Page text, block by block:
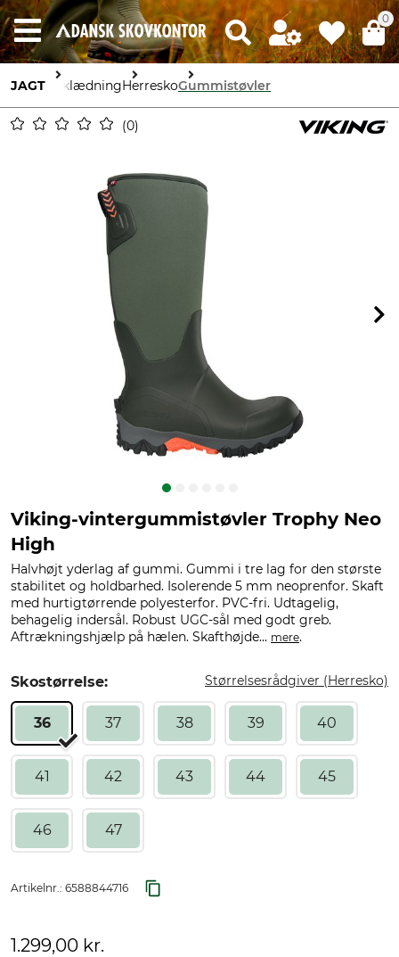
0
JAGT BeklædningHerreskoGummistøvler
0
Viking-vintergummistøvler Trophy Neo
High
Halvhøjt yderlag af gummi. Gummi i tre lag for den største
stabilitet og holdbarhed. Isolerende 5 mm neoprenfor. Skaft
med hurtigtørrende polyesterfor. PVC-fri. Udtagelig,
behagelig indersål. Robust UGC-sål med godt greb.
Aftrækningshjælp på hælen. Skafthøjde... mere.
Skostørrelse: Størrelsesrådgiver (Herresko)
36 37 38 39 40
41 42 43 44 45
46 47
Artikelnr.: 6588844716
1.299,00 kr.